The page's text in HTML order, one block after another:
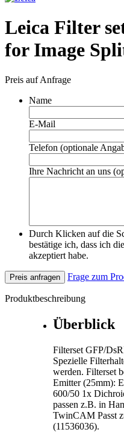
Leica Filter
for Image
Preis auf Anfrage
Name
E-Mail
Telefon (optionale
Ihre Nachricht an uns
Durch Klicken auf die
bestätige ich, dass ich die
akzeptiert habe.
Preis anfragen Frage zum
Produktbeschreibung
Überblick
Filterset GFP/
Spezielle
werden. Filterset
Emitter (25mm):
600/50 1x
passen z.B. in
TwinCAM Passt
(11536036).